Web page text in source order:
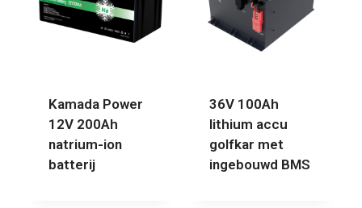
Kamada Power
12V 200Ah
natrium-ion
batterij
36V 100Ah
lithium accu
golfkar met
ingebouwd BMS